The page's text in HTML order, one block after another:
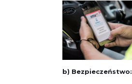
b) Bezpieczeństwo: